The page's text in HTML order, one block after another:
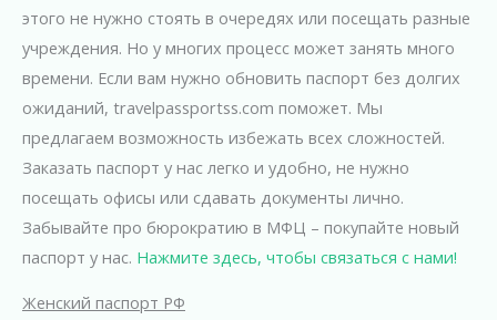
этого не нужно стоять в очередях или посещать разные
учреждения. Но у многих процесс может занять много
времени. Если вам нужно обновить паспорт без долгих
ожиданий, travelpassportss.com поможет. Мы
предлагаем возможность избежать всех сложностей.
Заказать паспорт у нас легко и удобно, не нужно
посещать офисы или сдавать документы лично.
Забывайте про бюрократию в МФЦ – покупайте новый
паспорт у нас. Нажмите здесь, чтобы связаться с нами!
Женский паспорт РФ